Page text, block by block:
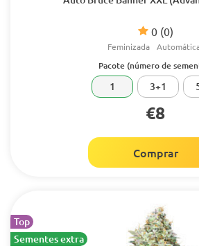
0 (0)
Feminizada
Pacote (número de
1 3+1
€8
Comprar
Top
Sementes extra